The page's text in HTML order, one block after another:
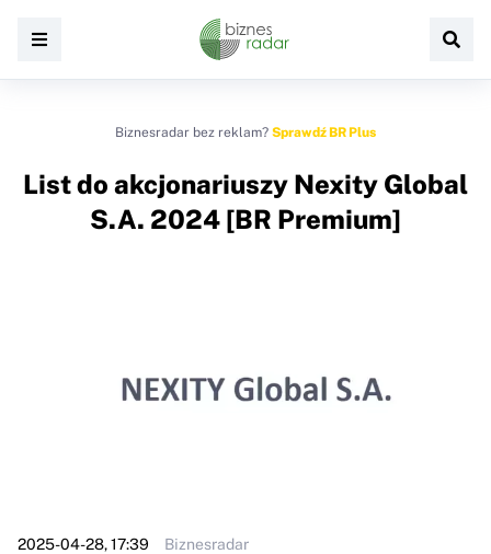
Biznesradar bez reklam? Sprawdź BR Plus
List do akcjonariuszy Nexity Global
S.A. 2024 [BR Premium]
2025-04-28, 17:39 Biznesradar